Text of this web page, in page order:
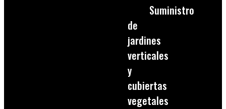
Suministro
de
jardines
verticales
y
cubiertas
vegetales